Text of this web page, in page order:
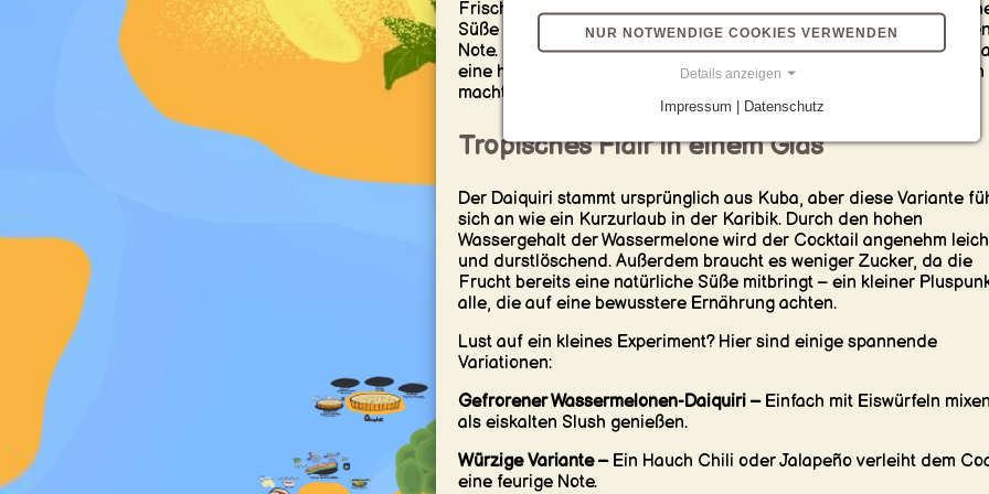
Frische mit sich. Die saftige Wassermelone sorgt für eine
Süße und verleiht dem Drink eine besonders leichte und
Note. Die Kombination aus spritziger Limette und mildem Rum
eine harmonische Balance, die diesen Cocktail so unwiderstehlich
macht.
Tropisches Flair in einem Glas
Der Daiquiri stammt ursprünglich aus Kuba, aber diese Variante
sich an wie ein Kurzurlaub in der Karibik. Durch den hohen
Wassergehalt der Wassermelone wird der Cocktail angenehm
und durstlöschend. Außerdem braucht es weniger Zucker, da die
Frucht bereits eine natürliche Süße mitbringt – ein kleiner
alle, die auf eine bewusstere Ernährung achten.
Lust auf ein kleines Experiment? Hier sind einige spannende
Variationen:
Gefrorener Wassermelonen-Daiquiri – Einfach mit Eiswürfeln
als eiskalten Slush genießen.
Würzige Variante – Ein Hauch Chili oder Jalapeño verleiht dem
eine feurige Note.
NUR NOTWENDIGE COOKIES VERWENDEN
Details anzeigen
Impressum | Datenschutz